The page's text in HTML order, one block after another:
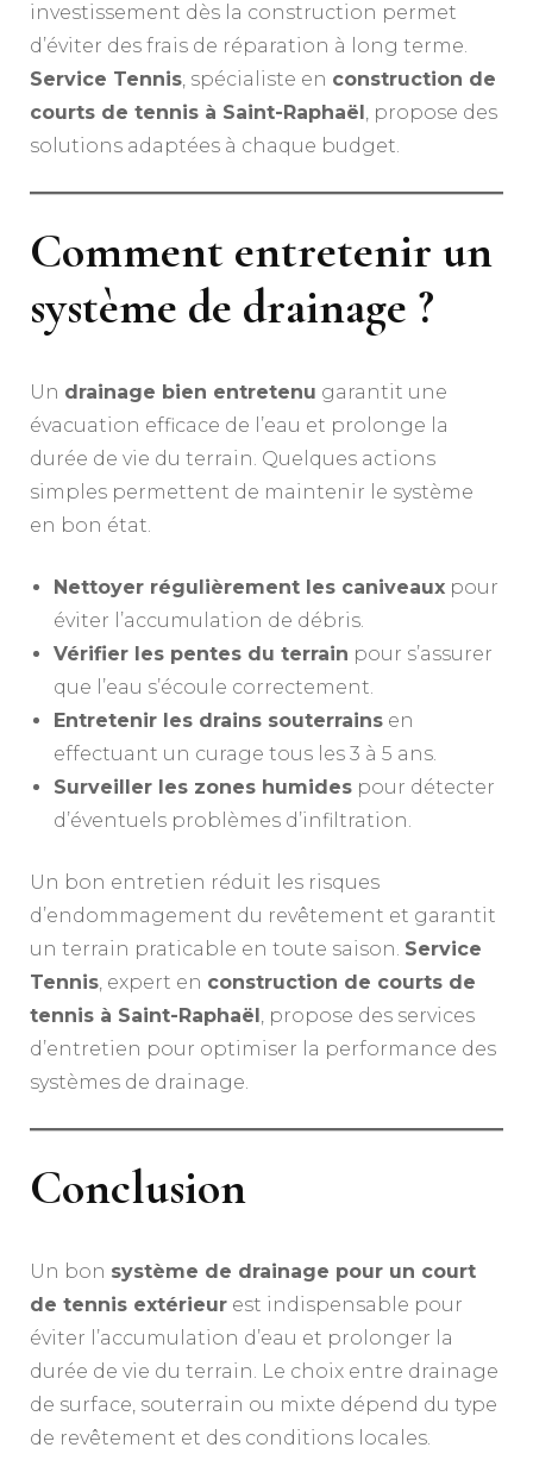
investissement dès la construction permet
d’éviter des frais de réparation à long terme.
Service Tennis, spécialiste en construction de
courts de tennis à Saint-Raphaël , propose des
solutions adaptées à chaque budget.
Comment entretenir un
système de drainage ?
Un drainage bien entretenu garantit une
évacuation efficace de l’eau et prolonge la
durée de vie du terrain. Quelques actions
simples permettent de maintenir le système
en bon état.
Nettoyer régulièrement les caniveaux pour
éviter l’accumulation de débris.
Vérifier les pentes du terrain pour s’assurer
que l’eau s’écoule correctement.
Entretenir les drains souterrains en
effectuant un curage tous les 3 à 5 ans.
Surveiller les zones humides pour détecter
d’éventuels problèmes d’infiltration.
Un bon entretien réduit les risques
d’endommagement du revêtement et garantit
un terrain praticable en toute saison. Service
Tennis , expert en construction de courts de
tennis à Saint-Raphaël , propose des services
d’entretien pour optimiser la performance des
systèmes de drainage.
Conclusion
Un bon système de drainage pour un court
de tennis extérieur est indispensable pour
éviter l’accumulation d’eau et prolonger la
durée de vie du terrain. Le choix entre drainage
de surface, souterrain ou mixte dépend du type
de revêtement et des conditions locales.